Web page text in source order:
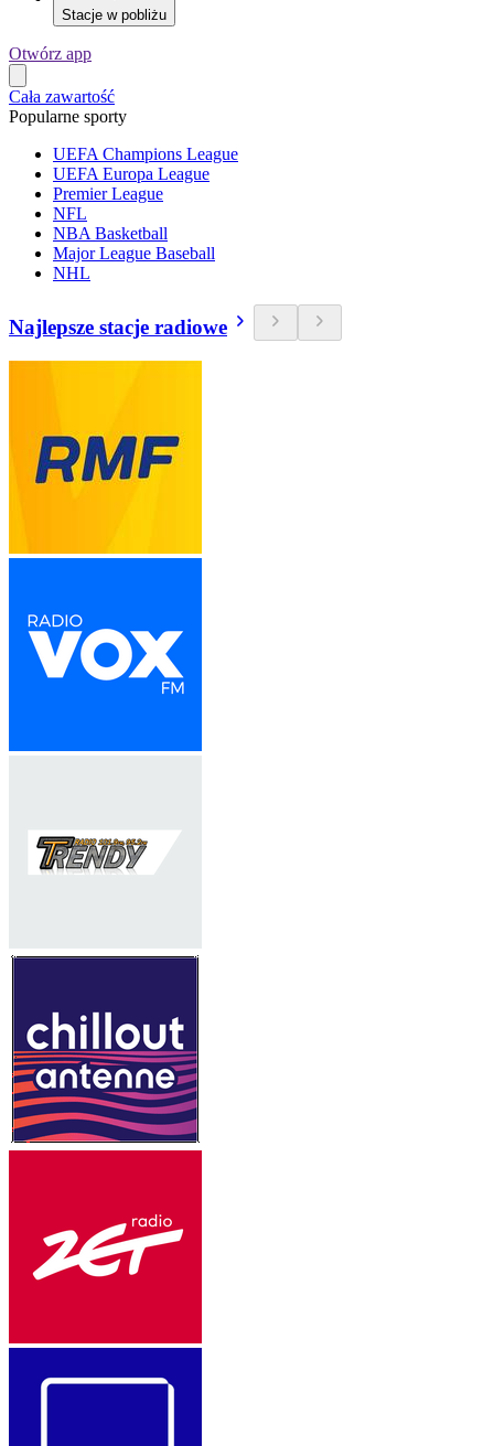
Stacje w pobliżu
Otwórz app
Cała zawartość
Popularne sporty
UEFA Champions League
UEFA Europa League
Premier League
NFL
NBA Basketball
Major League Baseball
NHL
Najlepsze stacje radiowe